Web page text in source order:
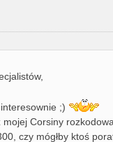
;)
Corsiny
czy mógłby ktoś